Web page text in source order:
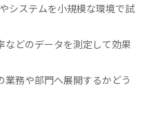
システムを小規模な環境で試
などのデータを測定して効果
務や部門へ展開するかどう